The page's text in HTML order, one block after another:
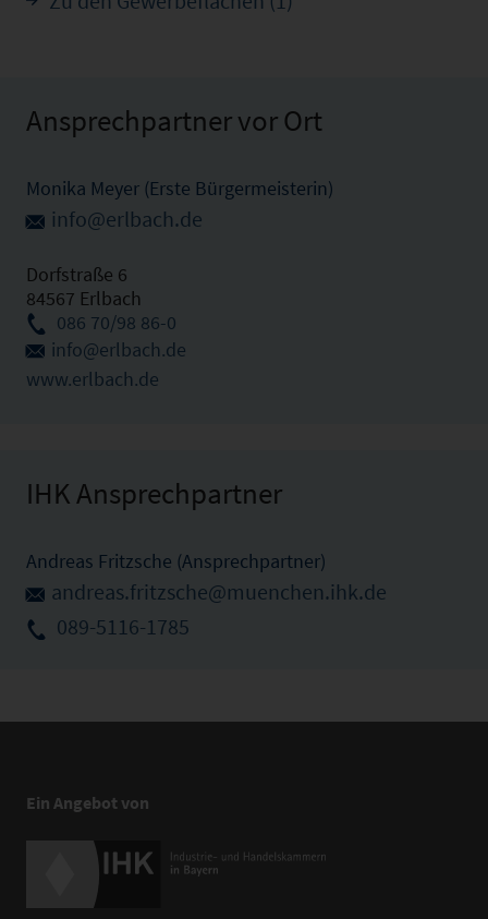
Ansprechpartner vor Ort
Monika Meyer (Erste Bürgermeisterin)
info@erlbach.de
Dorfstraße 6
84567 Erlbach
086 70/98 86-0
info@erlbach.de
www.erlbach.de
IHK Ansprechpartner
Andreas Fritzsche (Ansprechpartner)
andreas.fritzsche@muenchen.ihk.de
089-5116-1785
Ein Angebot von